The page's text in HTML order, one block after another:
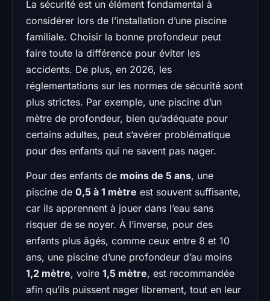
La sécurité est un élément fondamental à
considérer lors de l’installation d’une piscine
familiale. Choisir la bonne profondeur peut
faire toute la différence pour éviter les
accidents. De plus, en 2026, les
réglementations sur les normes de sécurité sont
plus strictes. Par exemple, une piscine d’un
mètre de profondeur, bien qu’adéquate pour
certains adultes, peut s’avérer problématique
pour des enfants qui ne savent pas nager.
Pour des enfants de moins de 5 ans, une
piscine de 0,5 à 1 mètre est souvent suffisante,
car ils apprennent à jouer dans l’eau sans
risquer de se noyer. À l’inverse, pour des
enfants plus âgés, comme ceux entre 8 et 10
ans, une piscine d’une profondeur d’au moins
1,2 mètre, voire 1,5 mètre, est recommandée
afin qu’ils puissent nager librement, tout en leur